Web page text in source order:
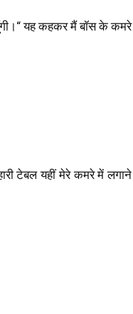
“यह कहकर मैं बॉस के कमरे
टेबल यहीं मेरे कमरे में लगाने